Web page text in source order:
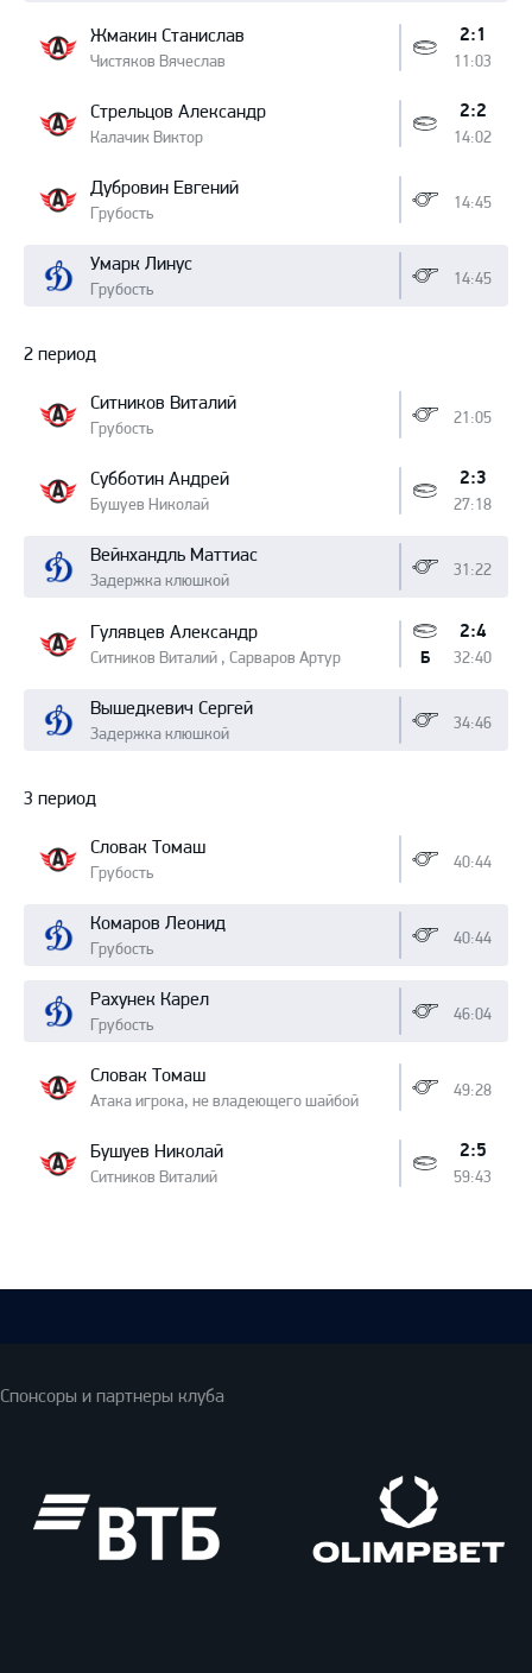
Жмакин Станислав
Чистяков Вячеслав
2:1
11:03
Стрельцов Александр
Калачик Виктор
2:2
14:02
Дубровин Евгений
Грубость
14:45
Умарк Линус
Грубость
14:45
2 период
Ситников Виталий
Грубость
21:05
Субботин Андрей
Бушуев Николай
2:3
27:18
Вейнхандль Маттиас
Задержка клюшкой
31:22
Гулявцев Александр
Ситников Виталий , Сарваров Артур
2:4
32:40
Б
Вышедкевич Сергей
Задержка клюшкой
34:46
3 период
Словак Томаш
Грубость
40:44
Комаров Леонид
Грубость
40:44
Рахунек Карел
Грубость
46:04
Словак Томаш
Атака игрока, не владеющего шайбой
49:28
Бушуев Николай
Ситников Виталий
2:5
59:43
Спонсоры и партнеры клуба